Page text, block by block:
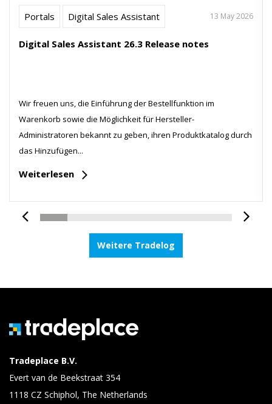
Portals Digital Sales Assistant 13 May 2026
Digital Sales Assistant 26.3 Release notes
Wir freuen uns, die Einführung der Bestellfunktion im
Warenkorb sowie die Möglichkeit für Hersteller-
Administratoren bekannt zu geben, ihren Produktkatalog durch
das Hinzufügen...
Weiterlesen
Weitere Tradelog
Tradeplace B.V.
Evert van de Beekstraat 354
1118 CZ Schiphol, The Netherlands